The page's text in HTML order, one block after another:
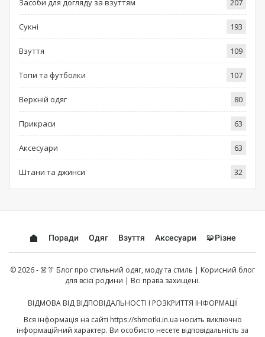
Засоби для догляду за взуттям 207
Сукні 193
Взуття 109
Топи та футболки 107
Верхній одяг 80
Прикраси 63
Аксесуари 63
Штани та джинси 32
Поради Одяг Взуття Аксесуари 🧩Різне
© 2026 - 👗👔 Блог про стильний одяг, моду та стиль | Корисний блог
для всієї родини | Всі права захищені.
ВІДМОВА ВІД ВІДПОВІДАЛЬНОСТІ І РОЗКРИТТЯ ІНФОРМАЦІЇ
Вся інформація на сайті https://shmotki.in.ua носить виключно
інформаційний характер. Ви особисто несете відповідальність за